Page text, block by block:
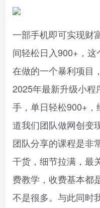
一部手机即可实现财
间轻松日入900+，
在做的一个暴利项目
2025年最新升级小程
手，单日轻松900+
道我们团队做网创变
团队分享的课程是非
干货，细节拉满，最
费教学，收费基本都
不是很多。与此同时